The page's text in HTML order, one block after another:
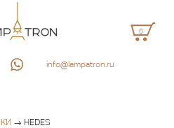
0
info@lampatron.ru
→ HEDES